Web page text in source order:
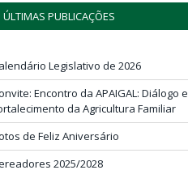
ÚLTIMAS PUBLICAÇÕES
Legislativo de 2026
Encontro da APAIGAL: Diálogo e
da Agricultura Familiar
de Feliz Aniversário
2025/2028